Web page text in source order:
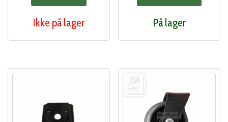
Ikke på lager På lager